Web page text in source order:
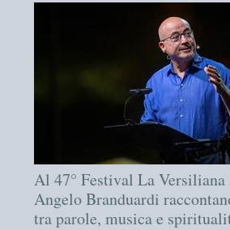
Al 47° Festival La
Angelo Branduardi
tra parole, musica e